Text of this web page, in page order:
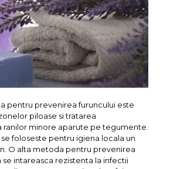
pentru prevenirea furuncului este
piloase si tratarea
ranilor minore aparute pe tegumente.
foloseste pentru igiena locala un
O alta metoda pentru prevenirea
se intareasca rezistenta la infectii